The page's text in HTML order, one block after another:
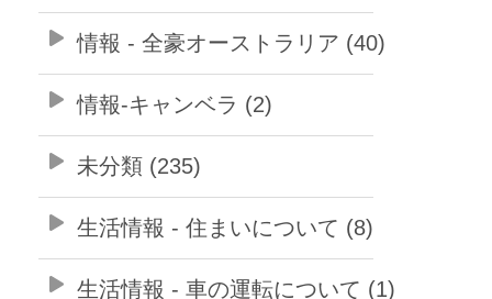
情報 - 全豪オーストラリア (40)
情報-キャンベラ (2)
未分類 (235)
生活情報 - 住まいについて (8)
生活情報 - 車の運転について (1)